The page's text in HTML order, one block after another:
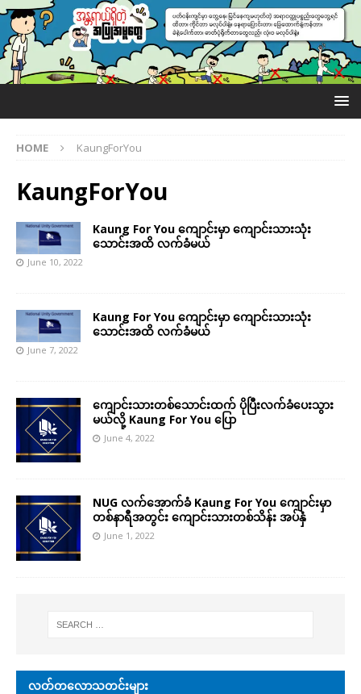
HOME KaungForYou
KaungForYou
Kaung For You ကျောင်းမှာ ကျောင်းသားသုံး
သောင်းအထိ လက်ခံမယ်
June 10, 2022
Kaung For You ကျောင်းမှာ ကျောင်းသားသုံး
သောင်းအထိ လက်ခံမယ်
June 7, 2022
ကျောင်းသားတစ်သောင်းထက် ပိုပြီးလက်ခံပေးသွား
မယ်လို့ Kaung For You ပြော
June 4, 2022
NUG လက်အောက်ခံ Kaung For You ကျောင်းမှာ
တစ်နာရီအတွင်း ကျောင်းသားတစ်သိန်း အပ်နှံ
June 1, 2022
လတ်တလောသတင်းများ